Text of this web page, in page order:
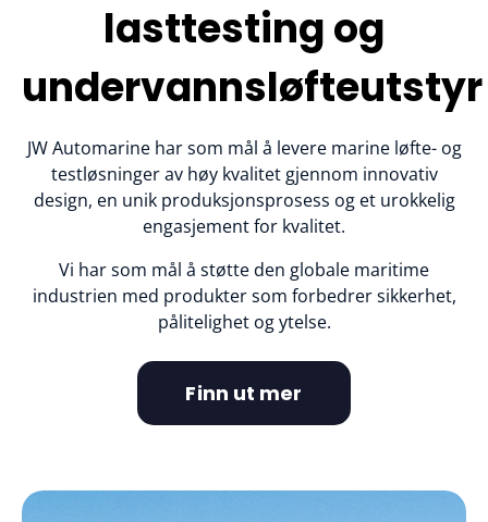
lasttesting og
undervannsløfteutstyr
JW Automarine har som mål å levere marine løfte- og
testløsninger av høy kvalitet gjennom innovativ
design, en unik produksjonsprosess og et urokkelig
engasjement for kvalitet.
Vi har som mål å støtte den globale maritime
industrien med produkter som forbedrer sikkerhet,
pålitelighet og ytelse.
Finn ut mer